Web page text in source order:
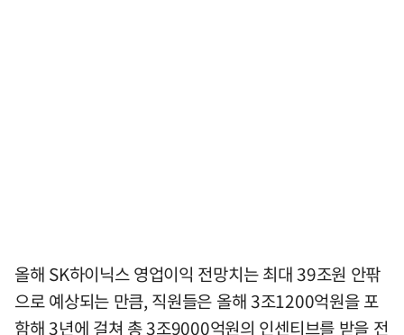
올해 SK하이닉스 영업이익 전망치는 최대 39조원 안팎
으로 예상되는 만큼, 직원들은 올해 3조1200억원을 포
함해 3년에 걸쳐 총 3조9000억원의 인센티브를 받을 전